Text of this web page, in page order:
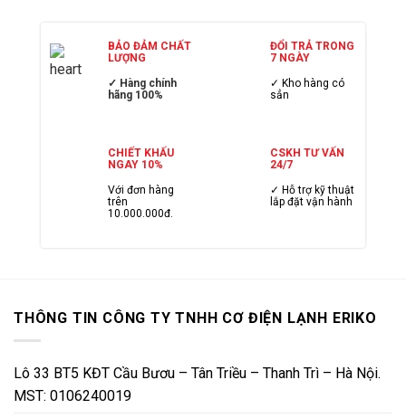
BẢO ĐẢM CHẤT
LƯỢNG
✓ Hàng chính
hãng 100%
ĐỔI TRẢ TRONG
7 NGÀY
✓ Kho hàng có
sẳn
CHIẾT KHẤU
NGAY 10%
Với đơn hàng
trên
10.000.000đ.
CSKH TƯ VẤN
24/7
✓ Hỗ trợ kỹ thuật
lắp đặt vận hành
THÔNG TIN CÔNG TY TNHH CƠ ĐIỆN LẠNH ERIKO
Lô 33 BT5 KĐT Cầu Bươu – Tân Triều – Thanh Trì – Hà Nội.
MST: 0106240019